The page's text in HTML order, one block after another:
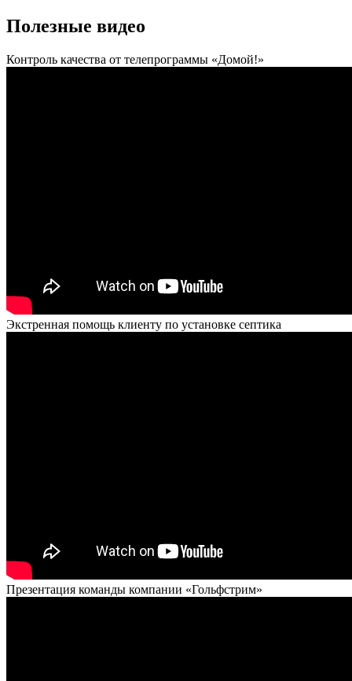
Полезные видео
Контроль качества от телепрограммы «Домой!»
Экстренная помощь клиенту по установке септика
Презентация команды компании «Гольфстрим»